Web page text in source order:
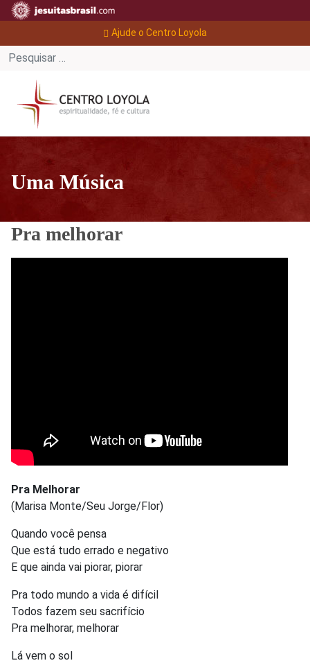
Ajude o Centro Loyola
Uma Música
Pra melhorar
Pra Melhorar
(Marisa Monte/Seu Jorge/Flor)
Quando você pensa
Que está tudo errado e negativo
E que ainda vai piorar, piorar
Pra todo mundo a vida é difícil
Todos fazem seu sacrifício
Pra melhorar, melhorar
Lá vem o sol